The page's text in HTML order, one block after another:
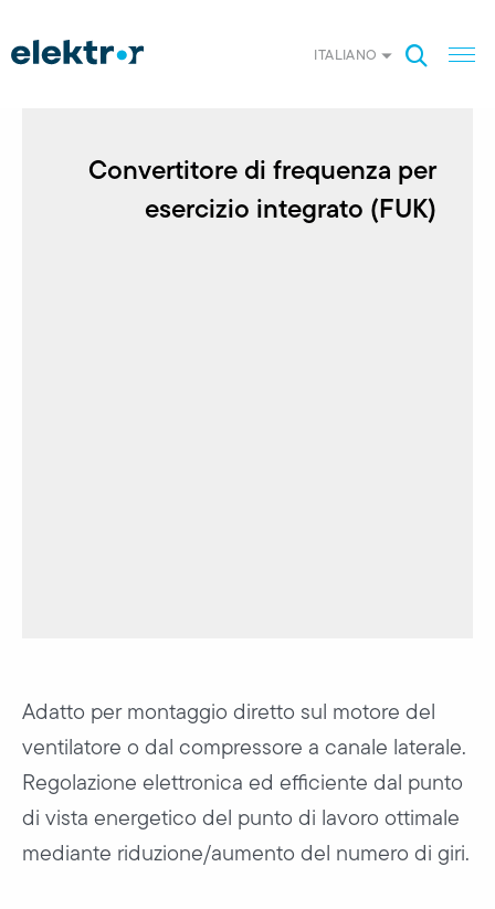
ITALIANO
Convertitore di frequenza per
esercizio integrato (FUK)
Adatto per montaggio diretto sul motore del
ventilatore o dal compressore a canale laterale.
Regolazione elettronica ed efficiente dal punto
di vista energetico del punto di lavoro ottimale
mediante riduzione/aumento del numero di giri.